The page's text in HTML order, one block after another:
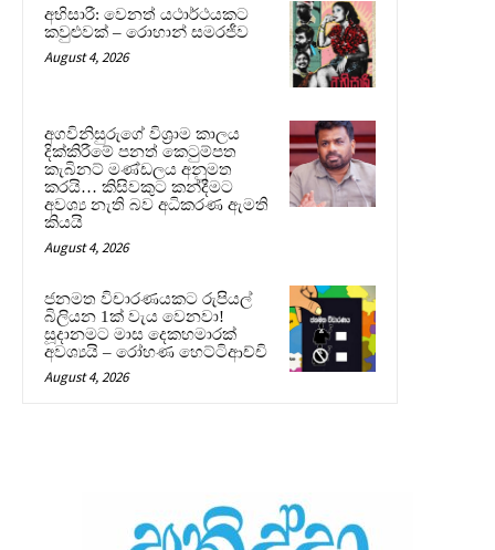
අභිසාරී: වෙනත් යථාර්ථයකට
කවුළුවක් – රොහාන් සමරජීව
August 4, 2026
අගවිනිසුරුගේ විශ්‍රාම කාලය
දික්කිරීමේ පනත් කෙටුම්පත
කැබිනට් මණ්ඩලය අනුමත
කරයි… කිසිවකුට කන්දීමට
අවශ්‍ය නැති බව අධිකරණ ඇමති
කියයි
August 4, 2026
ජනමත විචාරණයකට රුපියල්
බිලියන 1ක් වැය වෙනවා!
සූදානමට මාස දෙකහමාරක්
අවශ්‍යයි – රෝහණ හෙට්ටිආච්චි
August 4, 2026